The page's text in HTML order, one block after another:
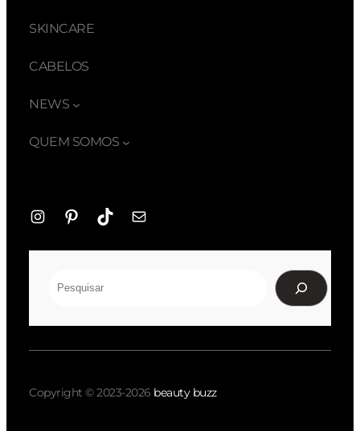
SKINCARE
CABELOS
NEWS
QUEM SOMOS
InstagramPinterestTikTokE-
Copyright © 2023-2026 beauty buzz